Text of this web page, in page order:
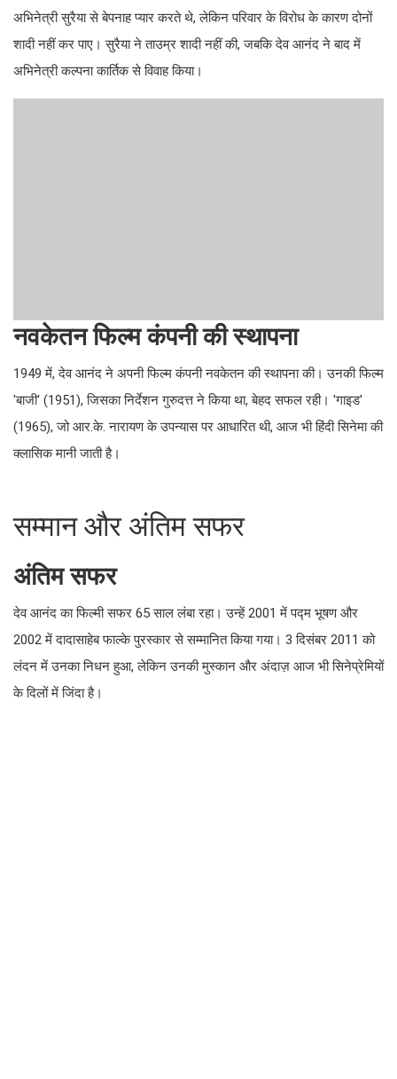
अभिनेत्री सुरैया से बेपनाह प्यार करते थे, लेकिन परिवार के विरोध के कारण दोनों
शादी नहीं कर पाए। सुरैया ने ताउम्र शादी नहीं की, जबकि देव आनंद ने बाद में
अभिनेत्री कल्पना कार्तिक से विवाह किया।
नवकेतन फिल्म कंपनी की स्थापना
1949 में, देव आनंद ने अपनी फिल्म कंपनी नवकेतन की स्थापना की। उनकी फिल्म
'बाजी' (1951), जिसका निर्देशन गुरुदत्त ने किया था, बेहद सफल रही। 'गाइड'
(1965), जो आर.के. नारायण के उपन्यास पर आधारित थी, आज भी हिंदी सिनेमा की
क्लासिक मानी जाती है।
सम्मान और अंतिम सफर
अंतिम सफर
देव आनंद का फिल्मी सफर 65 साल लंबा रहा। उन्हें 2001 में पद्म भूषण और
2002 में दादासाहेब फाल्के पुरस्कार से सम्मानित किया गया। 3 दिसंबर 2011 को
लंदन में उनका निधन हुआ, लेकिन उनकी मुस्कान और अंदाज़ आज भी सिनेप्रेमियों
के दिलों में जिंदा है।